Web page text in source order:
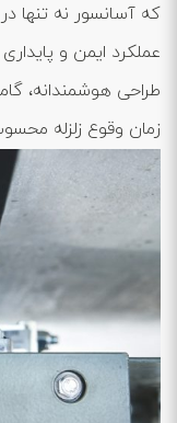
که آسانسور نه تنها
عملکرد ایمن و
طراحی هوشمندانه،
زمان وقوع زلزله